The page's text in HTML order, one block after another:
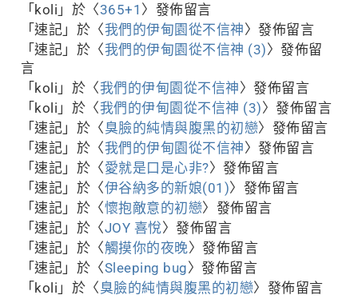
「 koli 」於〈365+1 〉發佈留言
「 速記 」於〈我們的伊甸園從不信神〉發佈留言
「 速記 」於〈我們的伊甸園從不信神 (3)〉發佈留
言
「 koli 」於〈我們的伊甸園從不信神〉發佈留言
「 koli 」於〈我們的伊甸園從不信神 (3)〉發佈留言
「 速記 」於〈臭臉的純情與腹黑的初戀〉發佈留言
「 速記 」於〈我們的伊甸園從不信神〉發佈留言
「 速記 」於〈愛就是口是心非?〉發佈留言
「 速記 」於〈伊谷納多的新娘(01)〉發佈留言
「 速記 」於〈懷抱敵意的初戀〉發佈留言
「 速記 」於〈JOY 喜悅〉發佈留言
「 速記 」於〈觸摸你的夜晚〉發佈留言
「 速記 」於〈Sleeping bug〉發佈留言
「 koli 」於〈臭臉的純情與腹黑的初戀〉發佈留言